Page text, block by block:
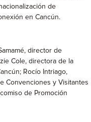
de
en Cancún.
director de
Cole, directora de la
Rocío Intriago,
Convenciones y Visitantes
de Promoción